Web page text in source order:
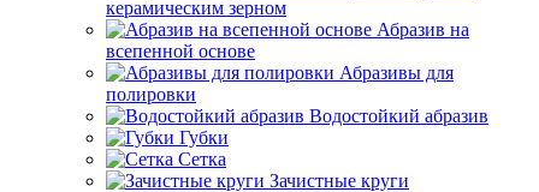
керамическим зерном
Абразив на
всепенной основе
Абразивы для
полировки
Водостойкий абразив
Губки
Сетка
Зачистные круги